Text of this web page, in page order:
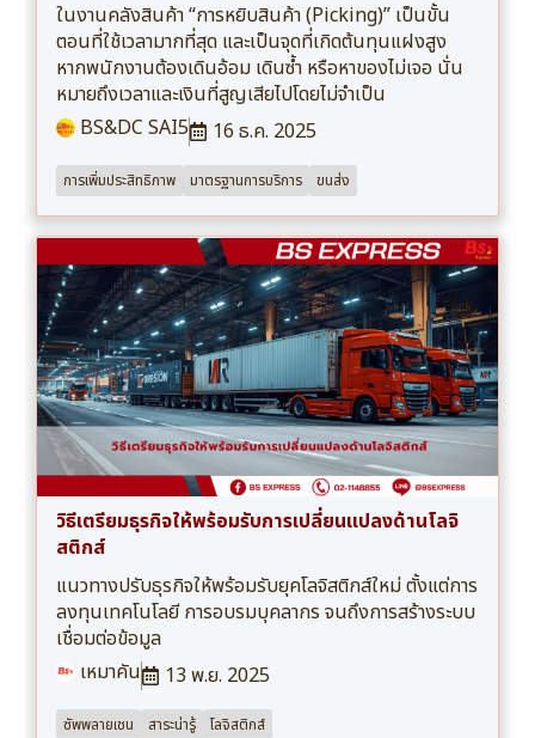
ในงานคลังสินค้า “การหยิบสินค้า (Picking)” เป็นขั้น
ตอนที่ใช้เวลามากที่สุด และเป็นจุดที่เกิดต้นทุนแฝงสูง
หากพนักงานต้องเดินอ้อม เดินซ้ำ หรือหาของไม่เจอ นั่น
หมายถึงเวลาและเงินที่สูญเสียไปโดยไม่จำเป็น
BS&DC SAI5
16 ธ.ค. 2025
การเพิ่มประสิทธิภาพ มาตรฐานการบริการ ขนส่ง
วิธีเตรียมธุรกิจให้พร้อมรับการเปลี่ยนแปลงด้านโลจิ
สติกส์
แนวทางปรับธุรกิจให้พร้อมรับยุคโลจิสติกส์ใหม่ ตั้งแต่การ
ลงทุนเทคโนโลยี การอบรมบุคลากร จนถึงการสร้างระบบ
เชื่อมต่อข้อมูล
เหมาคัน
13 พ.ย. 2025
ซัพพลายเชน สาระน่ารู้ โลจิสติกส์